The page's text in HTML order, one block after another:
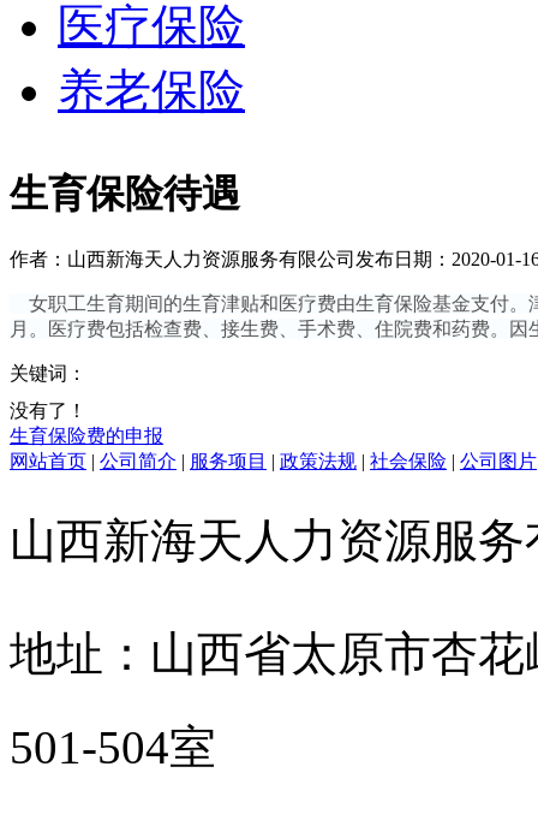
医疗保险
养老保险
生育保险待遇
作者：山西新海天人力资源服务有限公司 发布日期：2020-01-
女职工生育期间的生育津贴和医疗费由生育保险基金支付
月。医疗费包括检查费、接生费、手术费、住院费和药费。
关键词：
没有了！
生育保险费的申报
网站首页 | 公司简介 | 服务项目 | 政策法规 | 社会保险 | 公司图片
山西新海天人力资源服
地址：山西省太原市杏
501-504室